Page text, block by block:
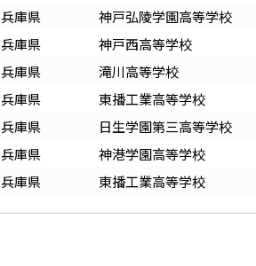
兵庫県
神戸弘陵学園高等学校
兵庫県
神戸西高等学校
兵庫県
滝川高等学校
兵庫県
東播工業高等学校
兵庫県
日生学園第三高等学校
兵庫県
神港学園高等学校
兵庫県 東播工業高等学校